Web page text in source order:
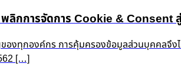
กการจัดการ Cookie & Consent สู่
ทุกองค์กร การคุ้มครองข้อมูลส่วนบุคคลจึงไ
[…]